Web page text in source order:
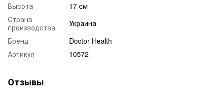
Высота
17 см
Страна
производства
Украина
Бренд
Doctor Health
Артикул
10572
Отзывы